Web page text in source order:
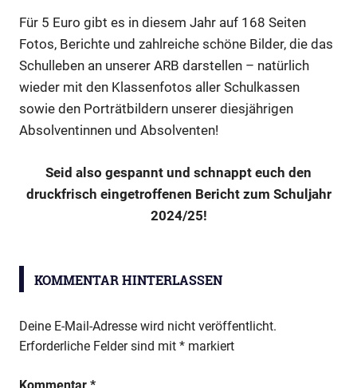
Für 5 Euro gibt es in diesem Jahr auf 168 Seiten
Fotos, Berichte und zahlreiche schöne Bilder, die das
Schulleben an unserer ARB darstellen – natürlich
wieder mit den Klassenfotos aller Schulkassen
sowie den Porträtbildern unserer diesjährigen
Absolventinnen und Absolventen!
Seid also gespannt und schnappt euch den
druckfrisch eingetroffenen Bericht zum Schuljahr
2024/25!
KOMMENTAR HINTERLASSEN
Deine E-Mail-Adresse wird nicht veröffentlicht.
Erforderliche Felder sind mit * markiert